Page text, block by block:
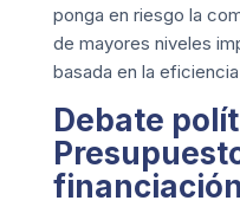
ponga en riesgo la
de mayores niveles
basada en la
Debate